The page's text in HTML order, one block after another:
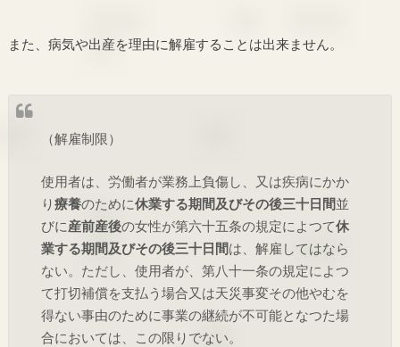
また、病気や出産を理由に解雇することは出来ません。
（解雇制限）
使用者は、労働者が業務上負傷し、又は疾病にかか
り療養のために休業する期間及びその後三十日間並
びに産前産後の女性が第六十五条の規定によつて休
業する期間及びその後三十日間は、解雇してはなら
ない。ただし、使用者が、第八十一条の規定によつ
て打切補償を支払う場合又は天災事変その他やむを
得ない事由のために事業の継続が不可能となつた場
合においては、この限りでない。